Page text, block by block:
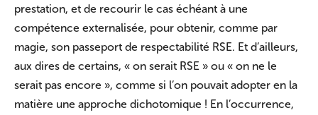
prestation, et de recourir le cas échéant à une
compétence externalisée, pour obtenir, comme par
magie, son passeport de respectabilité RSE. Et d’ailleurs,
aux dires de certains, « on serait RSE » ou « on ne le
serait pas encore », comme si l’on pouvait adopter en la
matière une approche dichotomique ! En l’occurrence,